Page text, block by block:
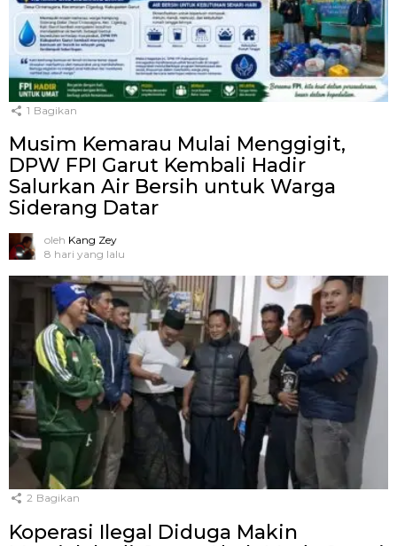
1 Bagikan
Musim Kemarau Mulai Menggigit,
DPW FPI Garut Kembali Hadir
Salurkan Air Bersih untuk Warga
Siderang Datar
oleh Kang Zey
8 hari yang lalu
2 Bagikan
Koperasi Ilegal Diduga Makin